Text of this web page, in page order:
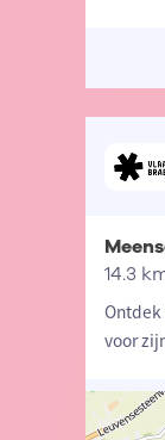
14.3
Ontdek
voor